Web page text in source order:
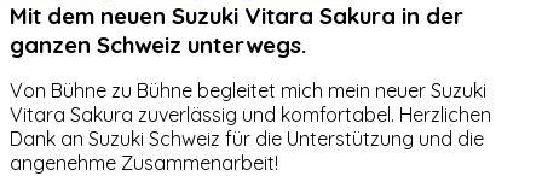
Mit dem neuen Suzuki Vitara Sakura in der
ganzen Schweiz unterwegs.
Von Bühne zu Bühne begleitet mich mein neuer Suzuki
Vitara Sakura zuverlässig und komfortabel. Herzlichen
Dank an Suzuki Schweiz für die Unterstützung und die
angenehme Zusammenarbeit!